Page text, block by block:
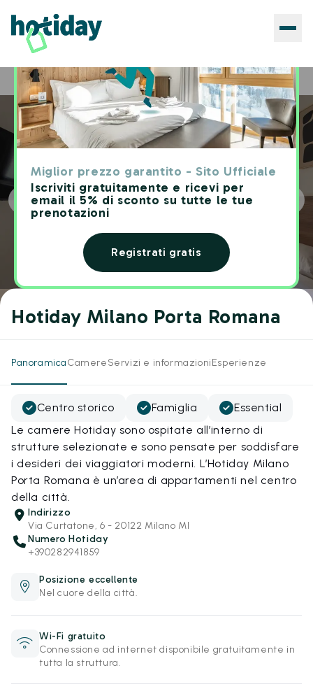
Miglior prezzo garantito - Sito Ufficiale
Iscriviti gratuitamente e ricevi per
email il 5% di sconto su tutte le tue
prenotazioni
Registrati gratis
Home Hotels Hotiday Milano Porta Romana
Hotiday Milano Porta Romana
PanoramicaCamereServizi e informazioniEsperienze
Centro storico Famiglia
Essential
Le camere Hotiday sono ospitate all’interno di
strutture selezionate e sono pensate per soddisfare
i desideri dei viaggiatori moderni. L’Hotiday Milano
Porta Romana è un’area di appartamenti nel centro
della città.
Indirizzo
Via Curtatone, 6 - 20122 Milano MI
Numero Hotiday
+390282941859
Posizione eccellente
Nel cuore della città.
Wi-Fi gratuito
Connessione ad internet disponibile gratuitamente in
tutta la struttura.